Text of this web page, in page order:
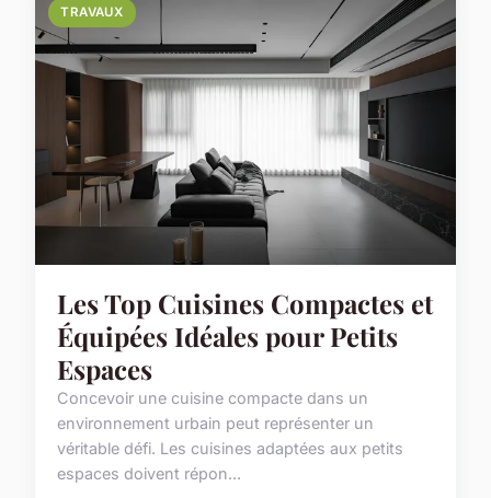
TRAVAUX
Les Top Cuisines Compactes et
Équipées Idéales pour Petits
Espaces
Concevoir une cuisine compacte dans un
environnement urbain peut représenter un
véritable défi. Les cuisines adaptées aux petits
espaces doivent répon...